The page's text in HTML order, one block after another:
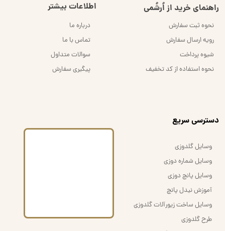
راهنمای خرید از اُرشُمی
نحوه ثبت سفارش
رویه ارسال سفارش
شیوه پرداخت
نحوه استفاده از کد تخفیف
اطلاعات بیشتر
درباره ما
تماس با ما
سوالات متداول
پیگیری سفارش
​دسترسی سریع
وسایل گلدوزی
وسایل شماره دوزی
وسایل پانچ دوزی
آموزش نیدل پانچ
وسایل ساخت زیورآلات گلدوزی
طرح گلدوزی